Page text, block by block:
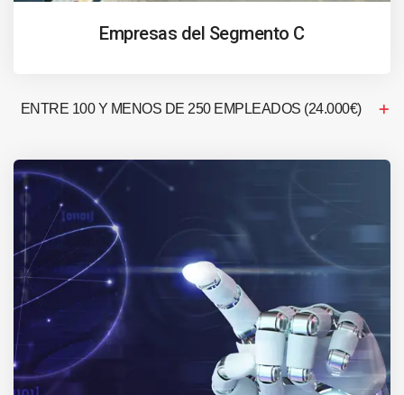
Empresas del Segmento C
ENTRE 100 Y MENOS DE 250 EMPLEADOS (24.000€)